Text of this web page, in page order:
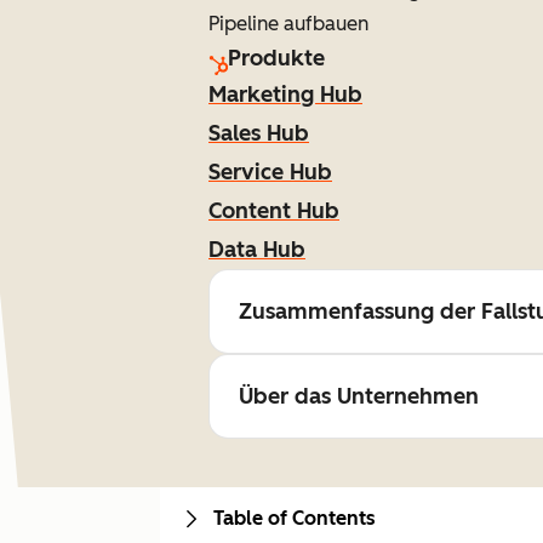
Pipeline aufbauen
Produkte
Marketing Hub
Sales Hub
Service Hub
Content Hub
Data Hub
Zusammenfassung der
Über das Unternehmen
Table of Contents